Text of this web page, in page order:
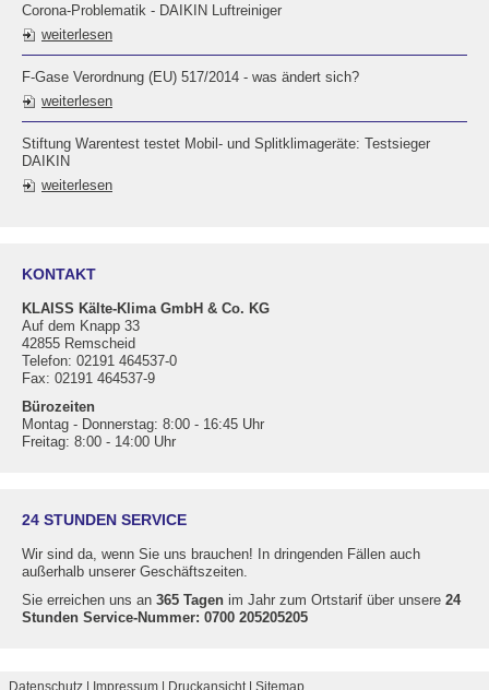
Corona-Problematik - DAIKIN Luftreiniger
weiterlesen
F-Gase Verordnung (EU) 517/2014 - was ändert sich?
weiterlesen
Stiftung Warentest testet Mobil- und Splitklimageräte: Testsieger
DAIKIN
weiterlesen
KONTAKT
KLAISS Kälte-Klima GmbH & Co. KG
Auf dem Knapp 33
42855 Remscheid
Telefon: 02191 464537-0
Fax: 02191 464537-9
Bürozeiten
Montag - Donnerstag: 8:00 - 16:45 Uhr
Freitag: 8:00 - 14:00 Uhr
24 STUNDEN SERVICE
Wir sind da, wenn Sie uns brauchen! In dringenden Fällen auch
außerhalb unserer Geschäftszeiten.
Sie erreichen uns an 365 Tagen im Jahr zum Ortstarif über unsere 24
Stunden Service-Nummer: 0700 205205205
Datenschutz Impressum Druckansicht Sitemap